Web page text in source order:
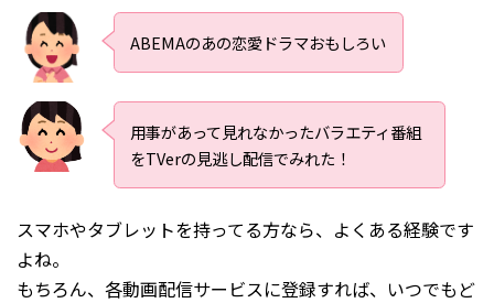
ABEMAのあの恋愛ドラマおもしろい
用事があって見れなかったバラエティ番組
をTVerの見逃し配信でみれた！
スマホやタブレットを持ってる方なら、よくある経験です
よね。
もちろん、各動画配信サービスに登録すれば、いつでもど